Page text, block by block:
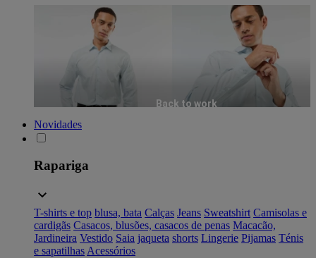
Back to work
Novidades
Rapariga
T-shirts e top blusa, bata Calças Jeans Sweatshirt Camisolas e
cardigãs Casacos, blusões, casacos de penas Macacão,
Jardineira Vestido Saia jaqueta shorts Lingerie Pijamas Ténis
e sapatilhas Acessórios